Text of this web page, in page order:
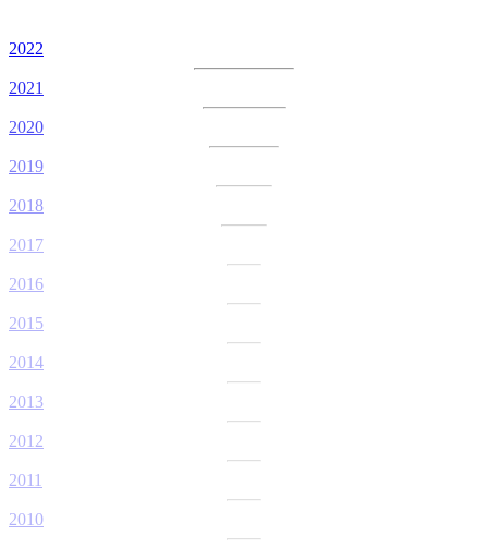
2022
2021
2020
2019
2018
2017
2016
2015
2014
2013
2012
2011
2010